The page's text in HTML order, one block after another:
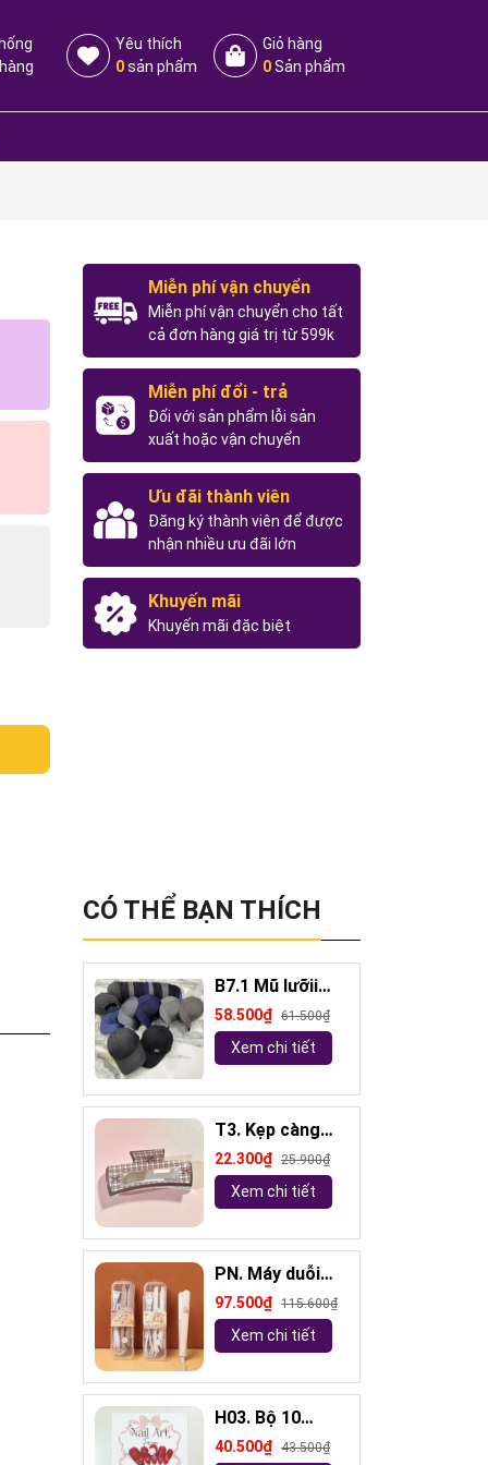
Yêu thích
0sản phẩm
Giỏ hàng
0Sản phẩm
Miễn phí vận chuyển
Miễn phí vận chuyển cho tất
cả đơn hàng giá trị từ 599k
Miễn phí đổi - trả
Đối với sản phẩm lỗi sản
xuất hoặc vận chuyển
Ưu đãi thành viên
Đăng ký thành viên để được
nhận nhiều ưu đãi lớn
Khuyến mãi
Khuyến mãi đặc biệt
CÓ THỂ BẠN THÍCH
B7.1 Mũ lưỡii
trai đính logo
58.500₫ 61.500₫
Xem chi tiết
T3. Kẹp càng
cua kẻ 10,5cm
22.300₫ 25.900₫
Xem chi tiết
PN. Máy duỗi
tóc mini
Capybara
97.500₫ 115.600₫
Xem chi tiết
H03. Bộ 10
móng tay giả
40.500₫ 43.500₫